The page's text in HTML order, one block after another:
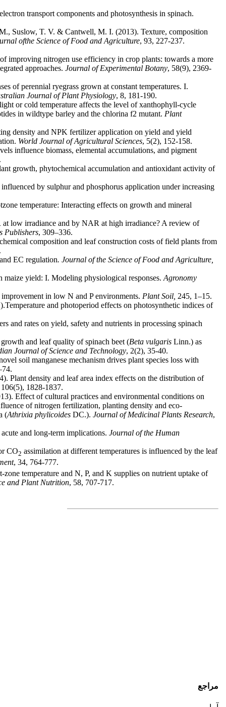
transport components and photosynthesis in spinach.
Suslow, T. V. & Cantwell, M. I. (2013). Texture, composition
ofthe Science of Food and Agriculture, 93, 227-237.
nitrogen use efficiency in crop plants: towards a more
approaches. Journal of Experimental Botany, 58(9), 2369-
of perennial ryegrass grown at constant temperatures. I.
Journal of Plant Physiology, 8, 181-190.
or cold temperature affects the level of xanthophyll-cycle
in wildtype barley and the chlorina f2 mutant. Plant
density and NPK fertilizer application on yield and yield
World Journal of Agricultural Sciences, 5(2), 152-158.
influence biomass, elemental accumulations, and pigment
growth, phytochemical accumulation and antioxidant activity of
by sulphur and phosphorus application under increasing
temperature: Interacting effects on growth and mineral
low irradiance and by NAR at high irradiance? A review of
Publishers, 309–336.
composition and leaf construction costs of field plants from
EC regulation. Journal of the Science of Food and Agriculture,
yield: I. Modeling physiological responses. Agronomy
in low N and P environments. Plant Soil, 245, 1–15.
and photoperiod effects on photosynthetic indices of
and rates on yield, safety and nutrients in processing spinach
and leaf quality of spinach beet (Beta vulgaris Linn.) as
Journal of Science and Technology, 2(2), 35-40.
soil manganese mechanism drives plant species loss with
Plant density and leaf area index effects on the distribution of
1828-1837.
Effect of cultural practices and environmental conditions on
of nitrogen fertilization, planting density and eco-
(Athrixia phylicoides DC.). Journal of Medicinal Plants Research,
and long-term implications. Journal of the Human
CO2 assimilation at different temperatures is influenced by the leaf
, 34, 764-777.
temperature and N, P, and K supplies on nutrient uptake of
and Plant Nutrition, 58, 707-717.
مراجع